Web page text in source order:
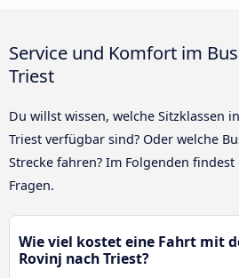
Service und Komfort im
Triest
Du willst wissen, welche Sitzklassen
Triest verfügbar sind? Oder welche
Strecke fahren? Im Folgenden
Fragen.
Wie viel kostet eine Fahrt mit
Rovinj nach Triest?